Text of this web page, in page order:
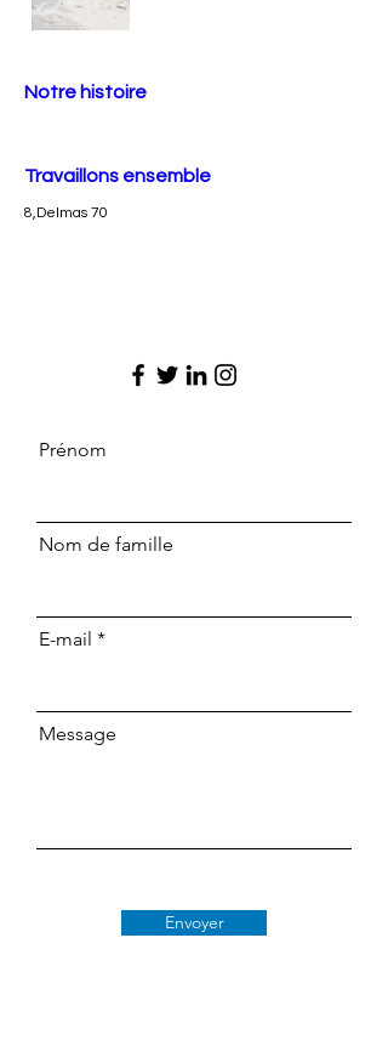
Notre histoire
Travaillons ensemble
8,Delmas 70
Prénom
Nom de famille
E-mail
Message
Envoyer